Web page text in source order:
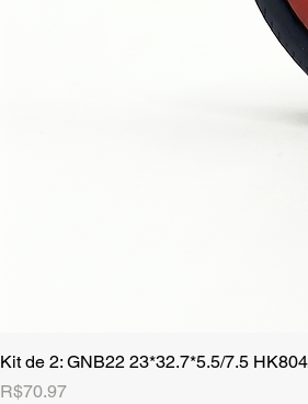
Kit de 2: GNB22 23*32.7*5.5/7.5
Price
R$70.97